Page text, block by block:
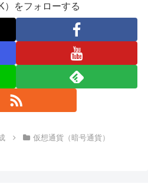
）をフォローする
仮想通貨（暗号通貨）